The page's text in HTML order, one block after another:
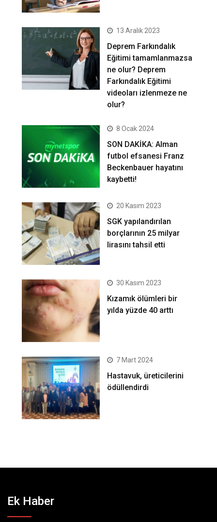
13 Aralık 2023
Deprem Farkındalık
Eğitimi tamamlanmazsa
ne olur? Deprem
Farkındalık Eğitimi
videoları izlenmeze ne
olur?
8 Ocak 2024
SON DAKİKA: Alman
futbol efsanesi Franz
Beckenbauer hayatını
kaybetti!
20 Kasım 2023
SGK yapılandırılan
borçlarının 25 milyar
lirasını tahsil etti
30 Kasım 2023
Kızamık ölümleri bir
yılda yüzde 40 arttı
7 Mart 2024
Hastavuk, üreticilerini
ödüllendirdi
Ek Haber